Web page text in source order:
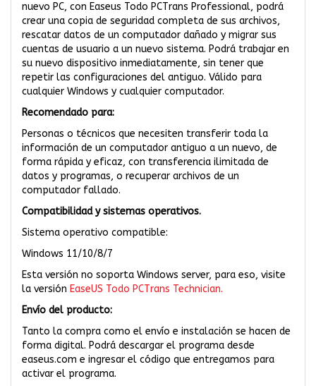
nuevo PC, con Easeus Todo PCTrans Professional, podrá
crear una copia de seguridad completa de sus archivos,
rescatar datos de un computador dañado y migrar sus
cuentas de usuario a un nuevo sistema. Podrá trabajar en
su nuevo dispositivo inmediatamente, sin tener que
repetir las configuraciones del antiguo. Válido para
cualquier Windows y cualquier computador.
Recomendado para:
Personas o técnicos que necesiten transferir toda la
información de un computador antiguo a un nuevo, de
forma rápida y eficaz, con transferencia ilimitada de
datos y programas, o recuperar archivos de un
computador fallado.
Compatibilidad y sistemas operativos.
Sistema operativo compatible:
Windows 11/10/8/7
Esta versión no soporta Windows server, para eso, visite
la versión EaseUS Todo PCTrans Technician.
Envío del producto:
Tanto la compra como el envío e instalación se hacen de
forma digital. Podrá descargar el programa desde
easeus.com e ingresar el código que entregamos para
activar el programa.